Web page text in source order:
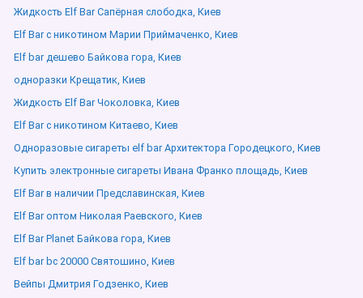
Жидкость Elf Bar Сапёрная слободка, Киев
Elf Bar с никотином Марии Приймаченко, Киев
Elf bar дешево Байкова гора, Киев
одноразки Крещатик, Киев
Жидкость Elf Bar Чоколовка, Киев
Elf Bar с никотином Китаево, Киев
Одноразовые сигареты elf bar Архитектора Городецкого, Киев
Купить электронные сигареты Ивана Франко площадь, Киев
Elf Bar в наличии Предславинская, Киев
Elf Bar оптом Николая Раевского, Киев
Elf Bar Planet Байкова гора, Киев
Elf bar bc 20000 Святошино, Киев
Вейпы Дмитрия Годзенко, Киев